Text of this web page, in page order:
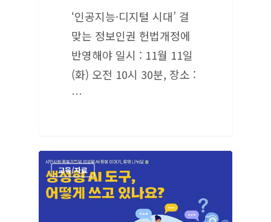
‘인공지능·디지털 시대’ 걸
맞는 정보인권 헌법개정에
반영해야 일시 : 11월 11일
(화) 오전 10시 30분, 장소 :
…
교육/자료